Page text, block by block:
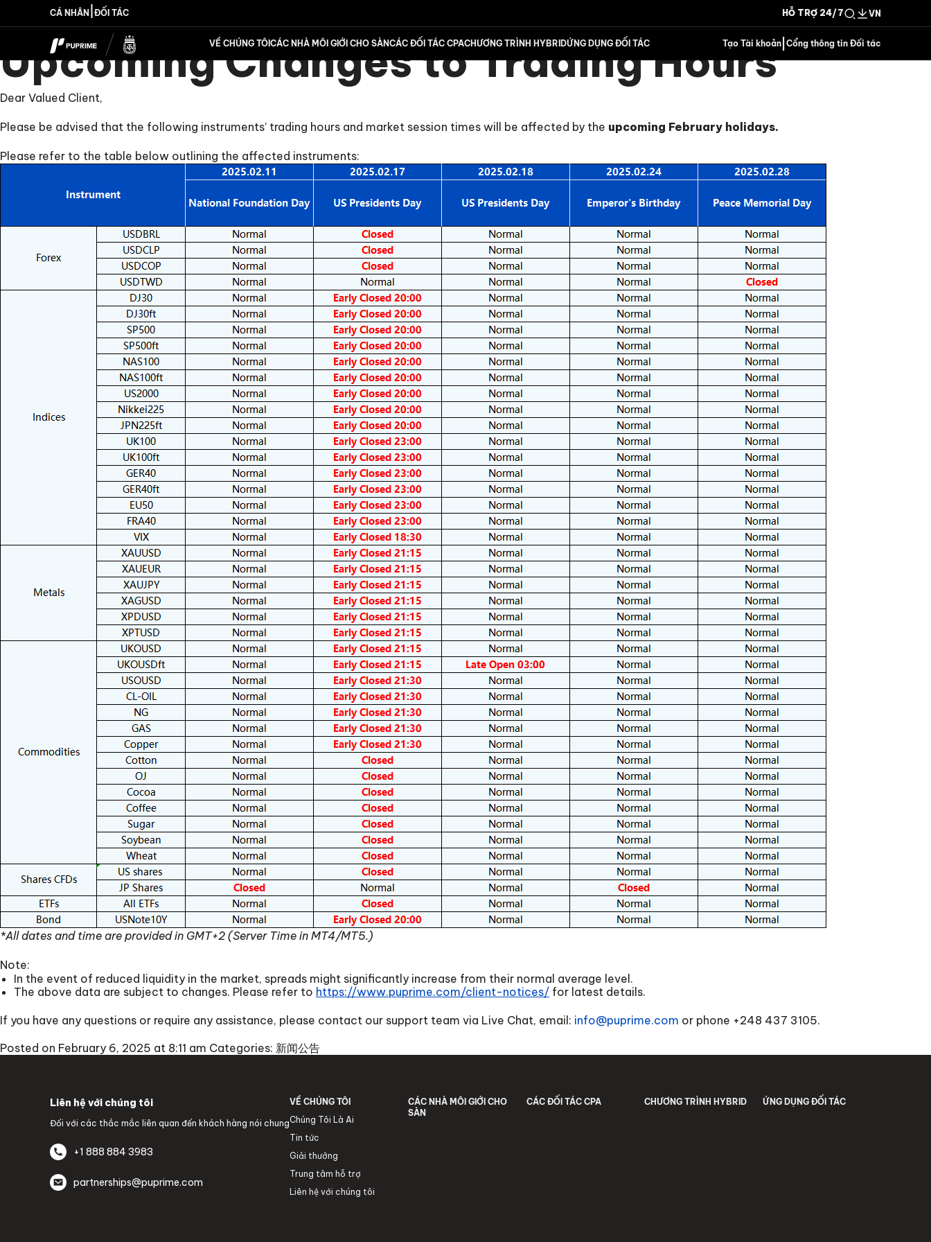
CÁ NHÂN ĐỐI TÁC HỖ TRỢ 24/7 VN
VỀ CHÚNG TÔI CÁC NHÀ MÔI GIỚI CHO SÀNCÁC ĐỐI TÁC CPACHƯƠNG TRÌNH HYBRIDỨNG DỤNG ĐỐI TÁC Tạo Tài khoản Cổng thông tin Đối tác
Upcoming Changes to Trading Hours
Dear Valued Client,
Please be advised that the following instruments’ trading hours and market session times will be affected by the upcoming February holidays.
Please refer to the table below outlining the affected instruments:
*All dates and time are provided in GMT+2 (Server Time in MT4/MT5.)
Note:
In the event of reduced liquidity in the market, spreads might significantly increase from their normal average level.
The above data are subject to changes. Please refer to https://www.puprime.com/client-notices/ for latest details.
If you have any questions or require any assistance, please contact our support team via Live Chat, email: info@puprime.com or phone +248 437 3105.
Posted on February 6, 2025 at 8:11 am Categories: 新闻公告
Liên hệ với chúng tôi
Đối với các thắc mắc liên quan đến khách hàng nói chung
+1 888 884 3983
partnerships@puprime.com
VỀ CHÚNG TÔI
Chúng Tôi Là Ai
Tin tức
Giải thưởng
Trung tâm hỗ trợ
Liên hệ với chúng tôi
CÁC NHÀ MÔI GIỚI CHO
SÀN
CÁC ĐỐI TÁC CPA CHƯƠNG TRÌNH HYBRID ỨNG DỤNG ĐỐI TÁC